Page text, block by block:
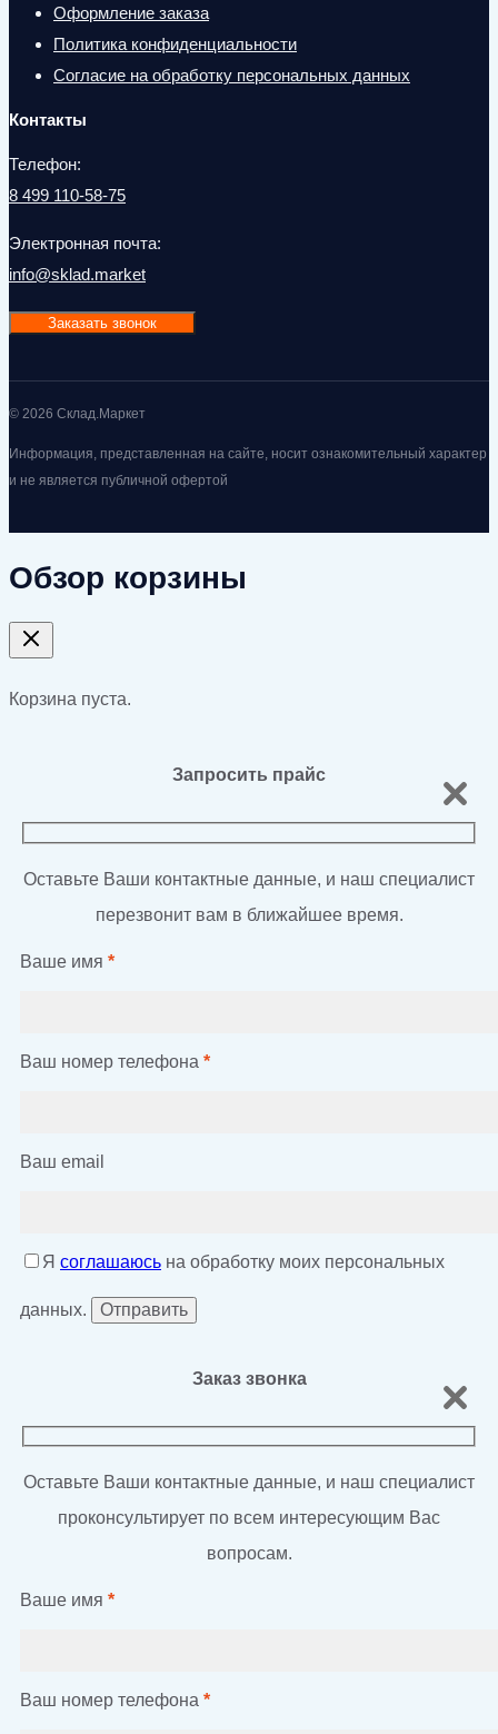
Оформление заказа
Политика конфиденциальности
Согласие на обработку персональных данных
Контакты
Телефон:
8 499 110-58-75
Электронная почта:
info@sklad.market
Заказать звонок
© 2026 Склад.Маркет
Информация, представленная на сайте, носит ознакомительный характер
и не является публичной офертой
Обзор корзины
Корзина пуста.
Запросить прайс
Оставьте Ваши контактные данные, и наш специалист
перезвонит вам в ближайшее время.
Ваше имя *
Ваш номер телефона *
Ваш email
Я соглашаюсь на обработку моих персональных
данных.
Заказ звонка
Оставьте Ваши контактные данные, и наш специалист
проконсультирует по всем интересующим Вас
вопросам.
Ваше имя *
Ваш номер телефона *